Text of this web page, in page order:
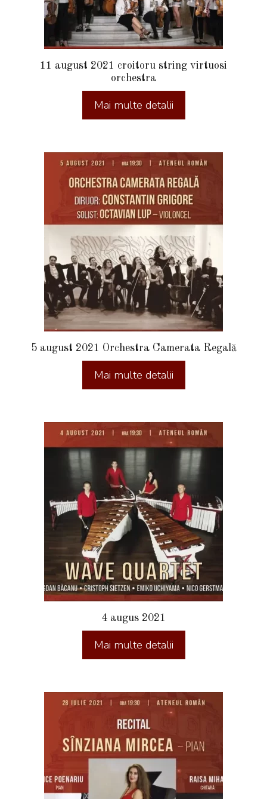
11 august 2021 croitoru string virtuosi
orchestra
5 august 2021 Orchestra Camerata Regală
4 augus 2021